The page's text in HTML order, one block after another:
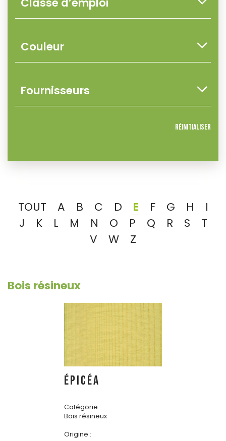
Réinitialiser
TOUT A B C D E F G H
I
J
K L M N O P Q R S
T
V
W Z
Bois résineux
ÉPICÉA
Catégorie :
Bois résineux
Origine :